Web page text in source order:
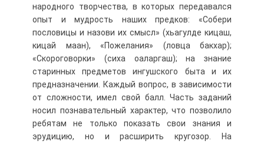
народного творчества, в которых передавался
опыт и мудрость наших предков: «Собери
пословицы и назови их смысл» (хьагулде кицаш,
кицай маан), «Пожелания» (ловца бакхар);
«Скороговорки» (сиха оаларгаш); на знание
старинных предметов ингушского быта и их
предназначении. Каждый вопрос, в зависимости
от сложности, имел свой балл. Часть заданий
носил познавательный характер, что позволило
ребятам не только показать свои знания и
эрудицию, но и расширить кругозор. На